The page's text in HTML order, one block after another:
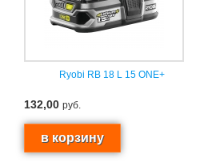
Ryobi RB 18 L 15 ONE+
132,00 руб.